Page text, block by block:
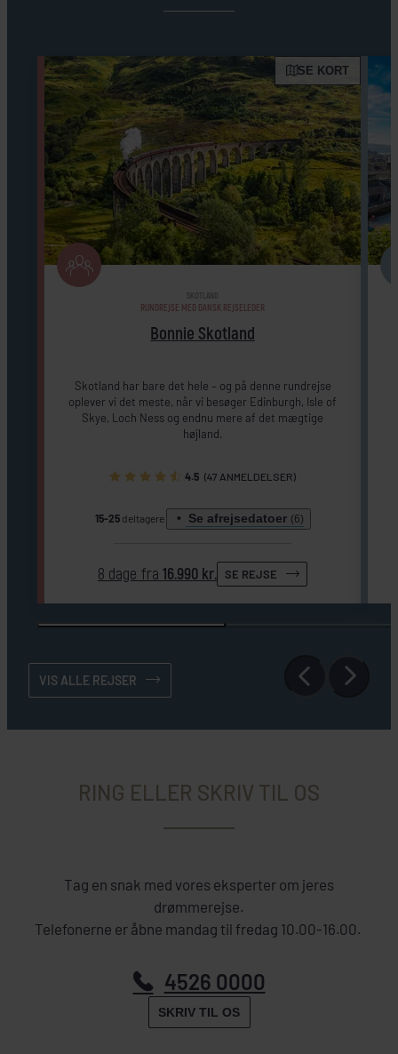
SE KORT
Bonnie Skotland
SKOTLAND
RUNDREJSE MED DANSK REJSELEDER
Skotland har bare det hele – og på denne rundrejse
oplever vi det meste, når vi besøger Edinburgh, Isle of
Skye, Loch Ness og endnu mere af det mægtige
højland.
4.5 (47 ANMELDELSER)
15-25deltagere Se afrejsedatoer (6)
8 dage fra 16.990 kr. SE REJSE
VIS ALLE REJSER
RING ELLER SKRIV TIL OS
Tag en snak med vores eksperter om jeres
drømmerejse.
Telefonerne er åbne mandag til fredag 10.00-16.00.
4526 0000
SKRIV TIL OS